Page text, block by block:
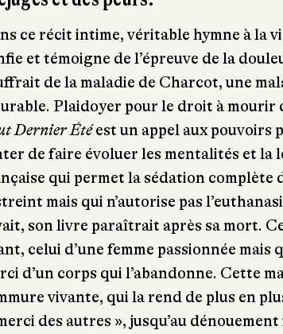
ce récit intime, véritable hymne à la
et témoigne de l’épreuve de la
de la maladie de Charcot, une
Plaidoyer pour le droit à mourir
Dernier Étéest un appel aux pouvoirs
de faire évoluer les mentalités et la
qui permet la sédation complète
mais qui n’autorise pas
son livre paraîtrait après sa mort.
celui d’une femme passionnée mais
d’un corps qui l’abandonne. Cette
vivante, qui la rend de plus en
des autres », jusqu’au